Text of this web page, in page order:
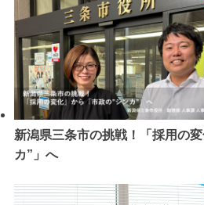
新潟県三条市の挑戦！「採用の
カ”」へ